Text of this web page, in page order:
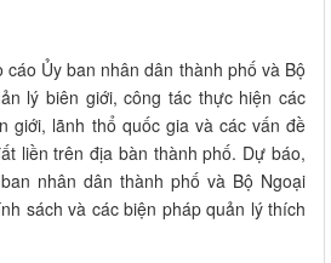
Ủy ban nhân dân thành phố và Bộ
lý biên giới, công tác thực hiện các
giới, lãnh thổ quốc gia và các vấn đề
liền trên địa bàn thành phố. Dự báo,
nhân dân thành phố và Bộ Ngoại
sách và các biện pháp quản lý thích